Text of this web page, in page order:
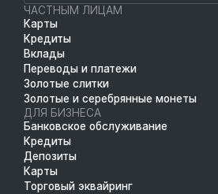
ЧАСТНЫМ ЛИЦАМ
Карты
Кредиты
Вклады
Переводы и платежи
Золотые слитки
Золотые и серебрянные монеты
ДЛЯ БИЗНЕСА
Банковское обслуживание
Кредиты
Депозиты
Карты
Торговый эквайринг